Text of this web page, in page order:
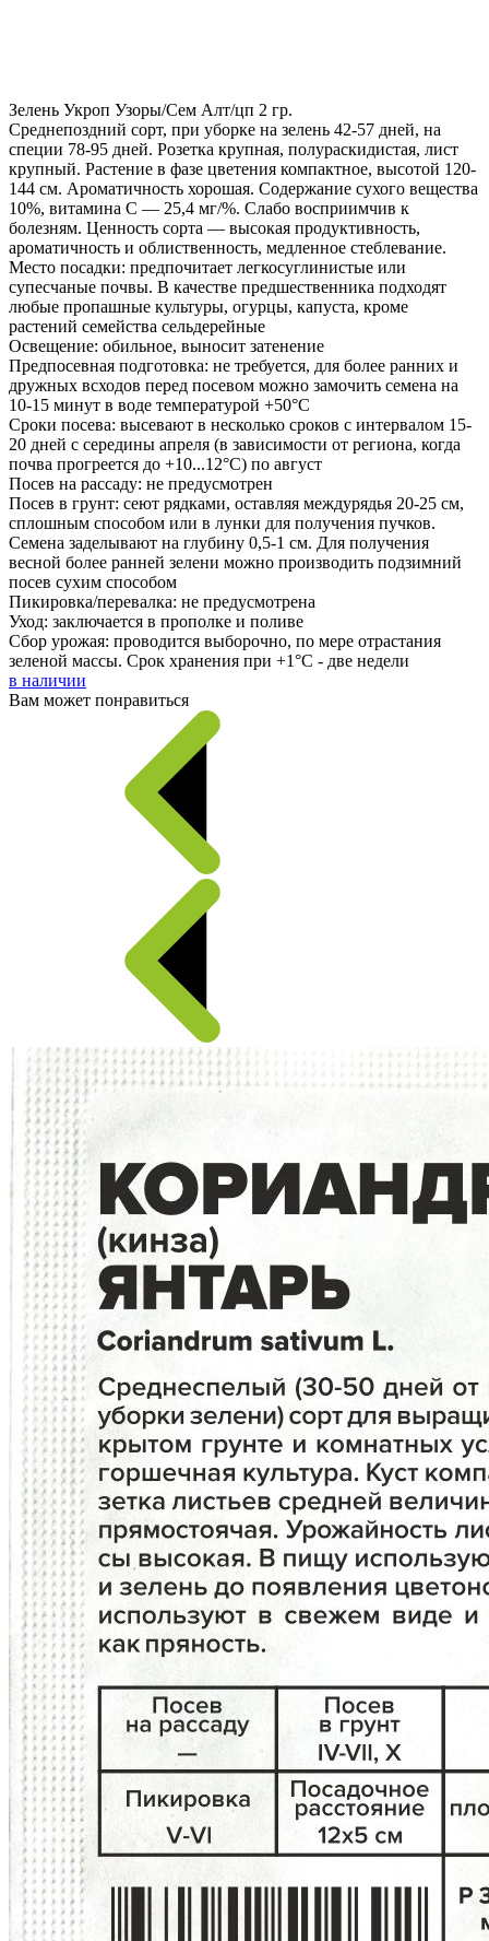
Зелень Укроп Узоры/Сем Алт/цп 2 гр.
Среднепоздний сорт, при уборке на зелень 42-57 дней, на
специи 78-95 дней. Розетка крупная, полураскидистая, лист
крупный. Растение в фазе цветения компактное, высотой 120-
144 см. Ароматичность хорошая. Содержание сухого вещества
10%, витамина С — 25,4 мг/%. Слабо восприимчив к
болезням. Ценность сорта — высокая продуктивность,
ароматичность и облиственность, медленное стеблевание.
Место посадки: предпочитает легкосуглинистые или
супесчаные почвы. В качестве предшественника подходят
любые пропашные культуры, огурцы, капуста, кроме
растений семейства сельдерейные
Освещение: обильное, выносит затенение
Предпосевная подготовка: не требуется, для более ранних и
дружных всходов перед посевом можно замочить семена на
10-15 минут в воде температурой +50°С
Сроки посева: высевают в несколько сроков с интервалом 15-
20 дней с середины апреля (в зависимости от региона, когда
почва прогреется до +10...12°С) по август
Посев на рассаду: не предусмотрен
Посев в грунт: сеют рядками, оставляя междурядья 20-25 см,
сплошным способом или в лунки для получения пучков.
Семена заделывают на глубину 0,5-1 см. Для получения
весной более ранней зелени можно производить подзимний
посев сухим способом
Пикировка/перевалка: не предусмотрена
Уход: заключается в прополке и поливе
Сбор урожая: проводится выборочно, по мере отрастания
зеленой массы. Срок хранения при +1°С - две недели
в наличии
Вам может понравиться